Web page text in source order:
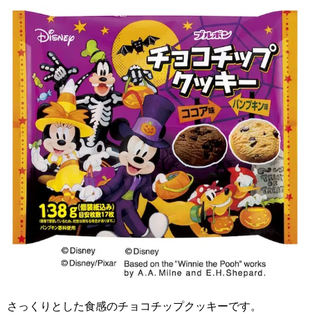
さっくりとした食感のチョコチップクッキーです。